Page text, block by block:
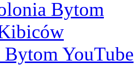
Bytom
YouTube